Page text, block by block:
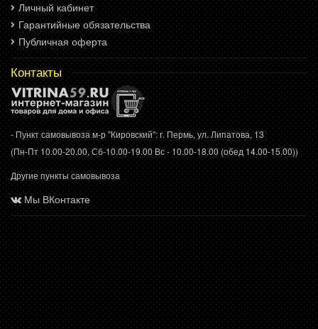
Личный кабинет
Гарантийные обязательства
Публичная оферта
Контакты
- Пункт самовывоза м-р "Кировский": г. Пермь, ул. Липатова, 13
(Пн-Пт 10.00-20.00, Сб-10.00-19.00 Вс - 10.00-18.00 (обед 14.00-15.00))
Другие пункты самовывоза
Мы ВКонтакте